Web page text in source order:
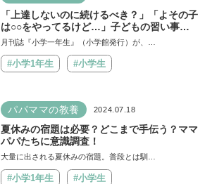
「上達しないのに続けるべき？」「よその子
は○○をやってるけど…」子どもの習い事、
周囲の情報を聞くと迷ってしまいます【子ど
月刊誌『小学一年生』（小学館発行）が、…
#小学1年生 #小学生
パパママの教養 2024.07.18
夏休みの宿題は必要？どこまで手伝う？ママ
パパたちに意識調査！
大量に出される夏休みの宿題。普段とは馴…
#小学1年生 #小学生